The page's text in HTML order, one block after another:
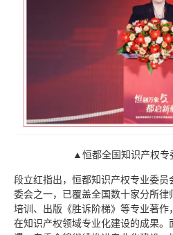
▲恒都全国知识产权专
段立红指出，恒都知识产权专业委
委会之一，已覆盖全国数十家分所
培训、出版《胜诉阶梯》等专业著
在知识产权领域专业化建设的成果